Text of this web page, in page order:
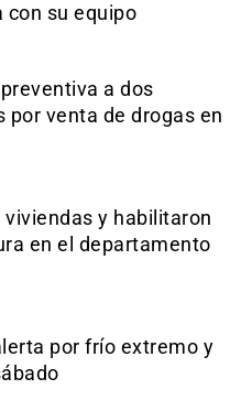
con su equipo
a dos
por venta de drogas en
y habilitaron
en el departamento
por frío extremo y